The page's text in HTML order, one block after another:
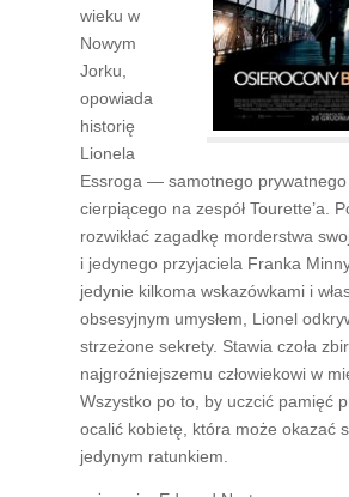
wieku w
Nowym
Jorku,
opowiada
historię
Lionela
Essroga — samotnego
cierpiącego na zespół Tourette’a.
rozwikłać zagadkę morderstwa
i jedynego przyjaciela Franka
jedynie kilkoma wskazówkami i
obsesyjnym umysłem, Lionel
strzeżone sekrety. Stawia czoła
najgroźniejszemu człowiekowi w
Wszystko po to, by uczcić pamięć
ocalić kobietę, która może okazać
jedynym ratunkiem.